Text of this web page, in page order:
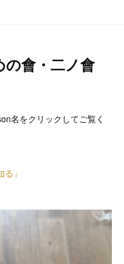
會・二ノ會
名をクリックしてご覧く
」